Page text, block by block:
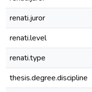
renati.juror
renati.level
renati.type
thesis.degree.discipline